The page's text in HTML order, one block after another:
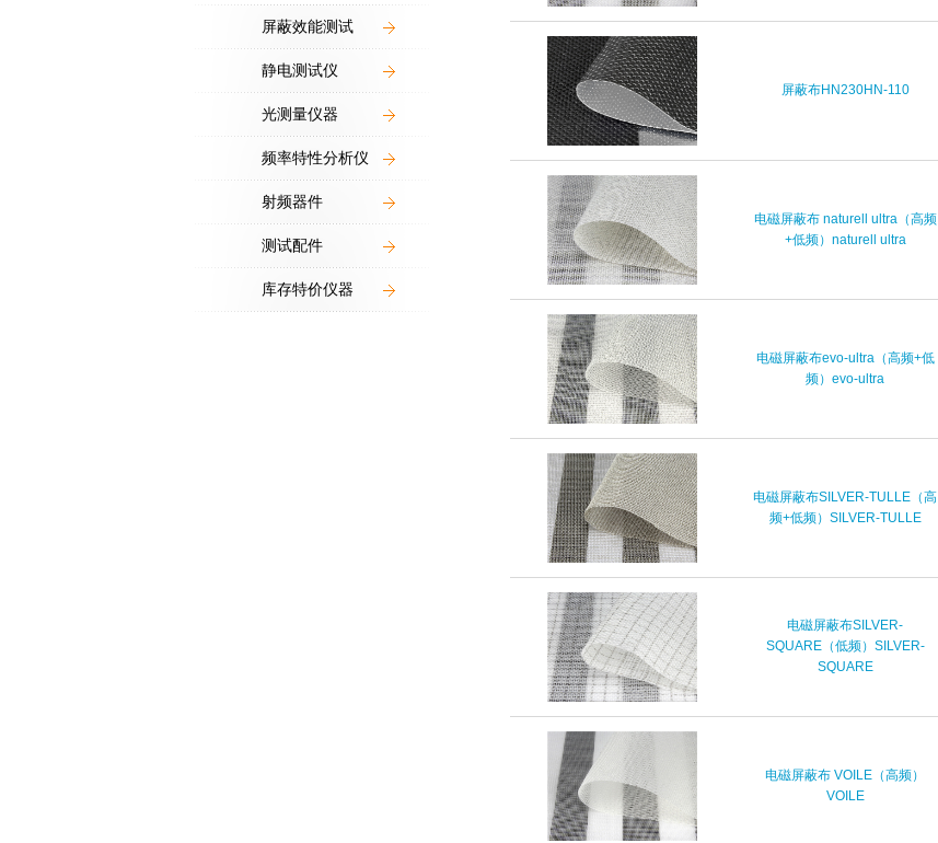
屏蔽效能测试
静电测试仪
光测量仪器
频率特性分析仪
射频器件
测试配件
库存特价仪器
屏蔽布HN230HN-110
电磁屏蔽布 naturell ultra（高频
+低频）naturell ultra
电磁屏蔽布evo-ultra（高频+低
频）evo-ultra
电磁屏蔽布SILVER-TULLE（高
频+低频）SILVER-TULLE
电磁屏蔽布SILVER-
SQUARE（低频）SILVER-
SQUARE
电磁屏蔽布 VOILE（高频）
VOILE